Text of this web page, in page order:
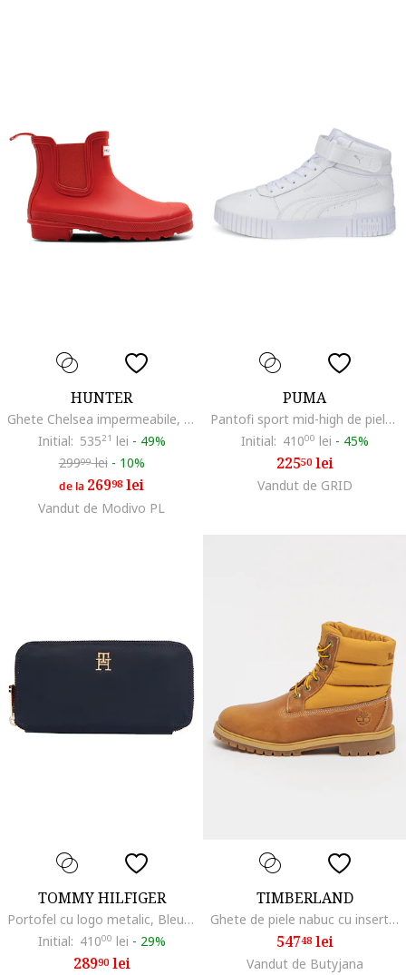
HUNTER
Ghete Chelsea impermeabile, Rosu
Initial: 53521 lei - 49%
29999lei - 10%
de la 26998 lei
Vandut de Modivo PL
PUMA
Pantofi sport mid-high de piele si piele ecologica Carina 2.0, Alb murdar
Initial: 41000 lei - 45%
22550lei
Vandut de GRID
TOMMY HILFIGER
Portofel cu logo metalic, Bleumarin
Initial: 41000 lei - 29%
28990lei
TIMBERLAND
Ghete de piele nabuc cu insertie matlasata Premium, Galben inchis
54748lei
Vandut de Butyjana